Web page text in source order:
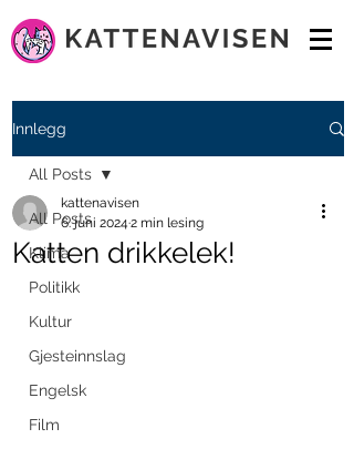
Innlegg
All Posts
Klima
Politikk
Kultur
Gjesteinnslag
Engelsk
Film
All Posts
Katten drikkelek!
kattenavisen
6. juni 2024 2 min lesing